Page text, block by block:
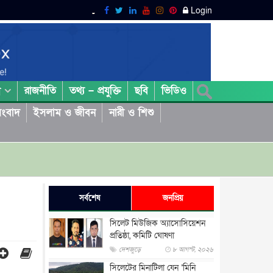
Login
রাজনীতি তথ্য – প্রযুক্তি ছবি
ভিডিও
ইসলাম ও জীবন
নারী ও শিশু
সর্বশেষ জনপ্রিয়
সিলেট মিউজিক অ্যাসোসিয়েশন
প্রতিষ্ঠা, কমিটি ঘোষণা
দেশজুড়ে ৮ আগস্ট, ২০২৬
সিলেটের মিনাটিলা যেন ‘মিনি